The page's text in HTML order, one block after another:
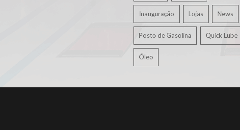
Inauguração Lojas News
Posto de Gasolina Quick Lube
Óleo